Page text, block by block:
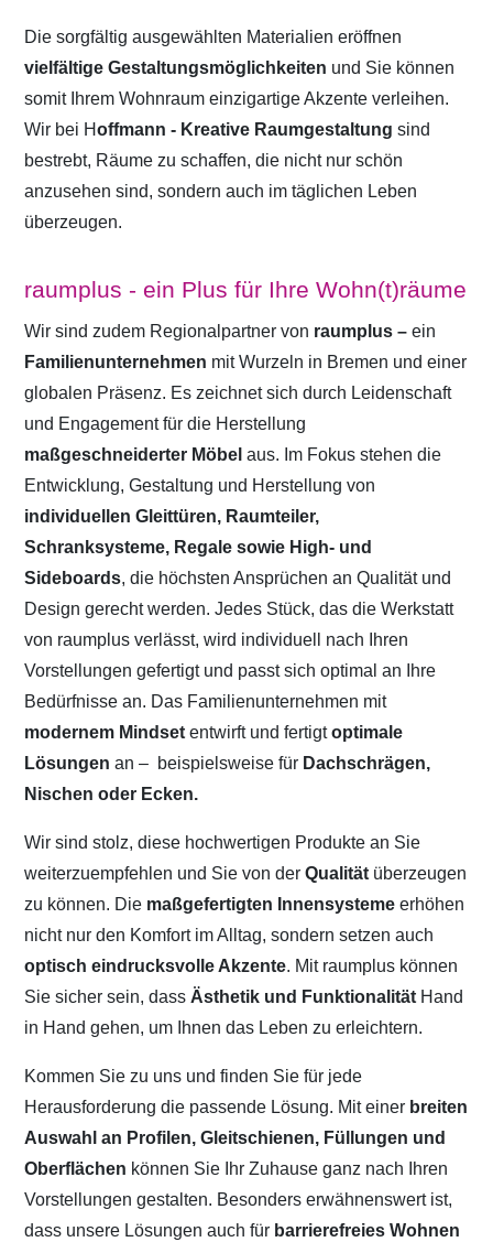
Die sorgfältig ausgewählten Materialien eröffnen
vielfältige Gestaltungsmöglichkeiten und Sie können
somit Ihrem Wohnraum einzigartige Akzente verleihen.
Wir bei Hoffmann - Kreative Raumgestaltung sind
bestrebt, Räume zu schaffen, die nicht nur schön
anzusehen sind, sondern auch im täglichen Leben
überzeugen.
raumplus - ein Plus für Ihre Wohn(t)räume
Wir sind zudem Regionalpartner von raumplus – ein
Familienunternehmen mit Wurzeln in Bremen und einer
globalen Präsenz. Es zeichnet sich durch Leidenschaft
und Engagement für die Herstellung
maßgeschneiderter Möbelaus. Im Fokus stehen die
Entwicklung, Gestaltung und Herstellung von
individuellen Gleittüren, Raumteiler,
Schranksysteme, Regale sowie High- und
Sideboards, die höchsten Ansprüchen an Qualität und
Design gerecht werden. Jedes Stück, das die Werkstatt
von raumplus verlässt, wird individuell nach Ihren
Vorstellungen gefertigt und passt sich optimal an Ihre
Bedürfnisse an. Das Familienunternehmen mit
modernem Mindset entwirft und fertigtoptimale
Lösungen an – beispielsweise für Dachschrägen,
Nischen oder Ecken.
Wir sind stolz, diese hochwertigen Produkte an Sie
weiterzuempfehlen und Sie von derQualität überzeugen
zu können. Die maßgefertigten Innensystemeerhöhen
nicht nur den Komfort im Alltag, sondern setzen auch
optisch eindrucksvolle Akzente. Mit raumplus können
Sie sicher sein, dass Ästhetik und Funktionalität Hand
in Hand gehen, um Ihnen das Leben zu erleichtern.
Kommen Sie zu uns und finden Sie für jede
Herausforderung die passende Lösung. Mit einer breiten
Auswahl an Profilen, Gleitschienen, Füllungen und
Oberflächen können Sie Ihr Zuhause ganz nach Ihren
Vorstellungen gestalten. Besonders erwähnenswert ist,
dass unsere Lösungen auch für barrierefreies Wohnen